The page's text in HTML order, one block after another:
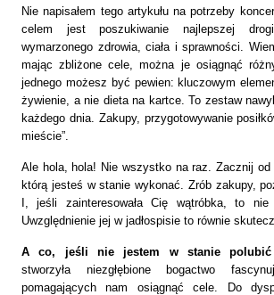
Nie napisałem tego artykułu na potrzeby
celem jest poszukiwanie najlepszej
wymarzonego zdrowia, ciała i sprawności.
mając zbliżone cele, można je osiągnąć
jednego możesz być pewien: kluczowym
żywienie, a nie dieta na kartce. To zestaw
każdego dnia. Zakupy, przygotowywanie
mieście”.
Ale hola, hola! Nie wszystko na raz. Zacznij od
którą jesteś w stanie wykonać. Zrób zakupy,
I, jeśli zainteresowała Cię wątróbka, to nie
Uwzględnienie jej w jadłospisie to równie
A co, jeśli nie jestem w stanie polubić
stworzyła niezgłębione bogactwo
pomagających nam osiągnąć cele. Do